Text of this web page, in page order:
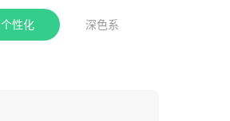
个性化 深色系